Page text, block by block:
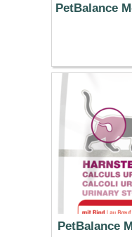
PetBalance
PetBalance